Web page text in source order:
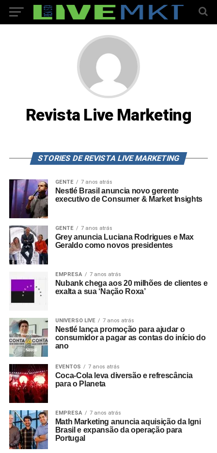
Revista Live Marketing
STORIES DE REVISTA LIVE MARKETING
GENTE 7 anos atrás
Nestlé Brasil anuncia novo gerente
executivo de Consumer & Market Insights
GENTE 7 anos atrás
Grey anuncia Luciana Rodrigues e Max
Geraldo como novos presidentes
EMPRESA 7 anos atrás
Nubank chega aos 20 milhões de clientes e
exalta a sua ‘Nação Roxa’
UNIVERSO LIVE 7 anos atrás
Nestlé lança promoção para ajudar o
consumidor a pagar as contas do início do
ano
EVENTOS 7 anos atrás
Coca-Cola leva diversão e refrescância
para o Planeta
EMPRESA 7 anos atrás
Math Marketing anuncia aquisição da Igni
Brasil e expansão da operação para
Portugal